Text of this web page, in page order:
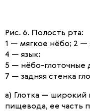
Рис. 6. Полость рта:
1 — мягкое нёбо; 2
4 — язык;
5 — нёбо-глоточные
7 — задняя стенка
а) Глотка — широкий
пищевода, ее часть